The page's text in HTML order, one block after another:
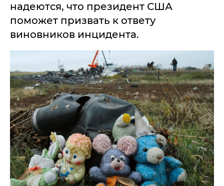
надеются, что президент США
поможет призвать к ответу
виновников инцидента.